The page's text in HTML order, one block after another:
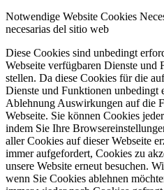
Notwendige Website Cookies
necesarias del sitio web
Diese Cookies sind unbedingt
Webseite verfügbaren Dienste und
stellen. Da diese Cookies für die
Dienste und Funktionen unbedingt
Ablehnung Auswirkungen auf die
Webseite. Sie können Cookies
indem Sie Ihre
aller Cookies auf dieser Webseite
immer aufgefordert, Cookies zu
unsere Website erneut besuchen.
wenn Sie Cookies ablehnen